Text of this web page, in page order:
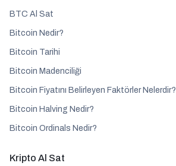
BTC Al Sat
Bitcoin Nedir?
Bitcoin Tarihi
Bitcoin Madenciliği
Bitcoin Fiyatını Belirleyen Faktörler Nelerdir?
Bitcoin Halving Nedir?
Bitcoin Ordinals Nedir?
Kripto Al Sat